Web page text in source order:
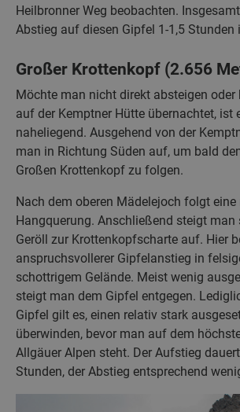
Heilbronner Weg beobachten.
Abstieg auf diesen Gipfel 1-1,5 Stunden
Großer Krottenkopf (2.656
Möchte man nicht direkt absteigen
auf der Kemptner Hütte übernachtet, ist
naheliegend. Ausgehend von der
man in Richtung Süden auf, um bald
Großen Krottenkopf zu folgen.
Nach dem oberen Mädelejoch folgt
Hangquerung. Anschließend steigt man
Geröll zur Krottenkopfscharte auf. Hier
anspruchsvollerer Gipfelanstieg in
schottrigem Gelände. Meist wenig
steigt man dem Gipfel entgegen.
Gipfel gilt es, einen relativ stark
überwinden, bevor man auf dem
Allgäuer Alpen steht. Der Aufstieg
Stunden, der Abstieg entsprechend